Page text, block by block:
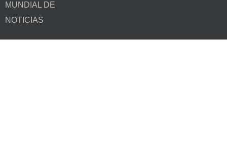
MUNDIAL DE
NOTICIAS